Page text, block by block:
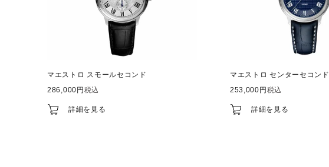
マエストロ スモールセコンド
286,000
税込
詳細を見る
マエストロ センターセコンド
253,000
税込
詳細を見る